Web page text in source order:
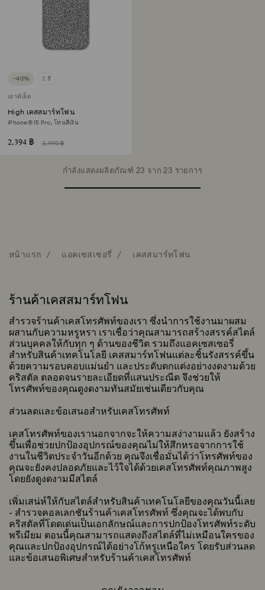
−40% 2 สี
เอาต์เล็ต
High เคสสมาร์ทโฟน
iPhone® 15 Pro, โทนสีเงิน
2,394 ฿ 3,990 ฿
กำลังแสดงผลิตภัณฑ์ 23 จาก 23 รายการ
หน้าแรก แอคเซสเซอรี่ เคสสมาร์ทโฟน
ร้านค้าเคสสมาร์ทโฟน
สำรวจร้านค้าเคสโทรศัพท์ของเรา ซึ่งนำการใช้งานมาผสม
ผสานกับความหรูหรา เราเชื่อว่าคุณสามารถสร้างสรรค์สไตล์
ส่วนบุคคลให้กับทุก ๆ ด้านของชีวิต รวมถึงแอคเซสเซอรี่
สำหรับสินค้าเทคโนโลยี เคสสมาร์ทโฟนแต่ละชิ้นรังสรรค์ขึ้น
ด้วยความรอบคอบแม่นยำ และประดับตกแต่งอย่างงดงามด้วย
คริสตัล ตลอดจนรายละเอียดที่แสนประณีต จึงช่วยให้
โทรศัพท์ของคุณดูงดงามทันสมัยเช่นเดียวกับคุณ
ส่วนลดและข้อเสนอสำหรับเคสโทรศัพท์
เคสโทรศัพท์ของเรานอกจากจะให้ความสง่างามแล้ว ยังสร้าง
ขึ้นเพื่อช่วยปกป้องอุปกรณ์ของคุณไม่ให้สึกหรอจากการใช้
งานในชีวิตประจำวันอีกด้วย คุณจึงเชื่อมั่นได้ว่าโทรศัพท์ของ
คุณจะยังคงปลอดภัยและไว้ใจได้ด้วยเคสโทรศัพท์คุณภาพสูง
โดยยังดูงดงามมีสไตล์
เพิ่มเสน่ห์ให้กับสไตล์สำหรับสินค้าเทคโนโลยีของคุณวันนี้เลย
- สำรวจคอลเลกชันร้านค้าเคสโทรศัพท์ ซึ่งคุณจะได้พบกับ
คริสตัลที่โดดเด่นเป็นเอกลักษณ์และการปกป้องโทรศัพท์ระดับ
พรีเมียม ตอนนี้คุณสามารถแสดงถึงสไตล์ที่ไม่เหมือนใครของ
คุณและปกป้องอุปกรณ์ได้อย่างโก้หรูเหนือใคร โดยรับส่วนลด
และข้อเสนอพิเศษสำหรับร้านค้าเคสโทรศัพท์